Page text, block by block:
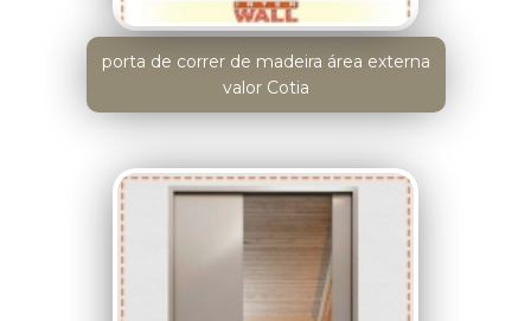
porta de correr de madeira área externa
valor Cotia